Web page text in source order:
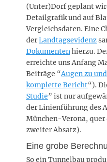
(Unter)Dorf geplant
Detailgrafik und auf
Vergleichsdaten. Eine
derLandtagsevidenz
Dokumentenhierzu.
erreichte uns Anfang
Beiträge “Augen zu
komplette Bericht“).
Studie” ist nur
der Linienführung des
München-Verona, quer
zweiter Absatz).
Eine grobe
So ein Tunnelbau